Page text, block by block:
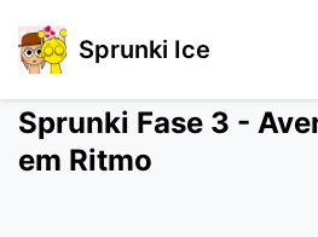
Sprunki Ice
Sprunki Fase 3 -
em Ritmo